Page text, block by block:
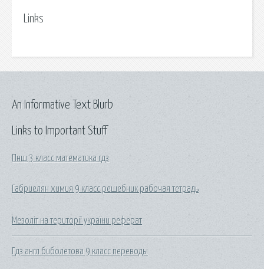
Links
Links to Important Stuff
Пнш 3 класс математика гдз
Габриелян химия 9 класс решебник рабочая тетрадь
Мезоліт на території україни реферат
Гдз англ биболетова 9 класс переводы
An Informative Text Blurb